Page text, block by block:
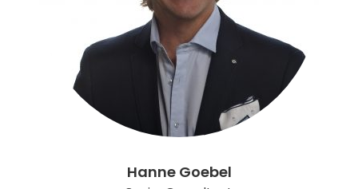
Hanne Goebel